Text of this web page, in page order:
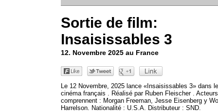
Sortie de film:
Insaisissables 3
12. Novembre 2025 au France
Le 12 Novembre, 2025 lance «Insaisissables 3» dans le
cinéma français . Réalisé par Ruben Fleischer . Acteurs
comprennent : Morgan Freeman, Jesse Eisenberg y
Harrelson. Nationalité : U.S.A. Distributeur : SND.